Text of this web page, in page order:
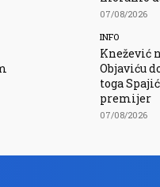
07/08/2026
INFO
Knežević
Objaviću
toga
premijer
07/08/2026